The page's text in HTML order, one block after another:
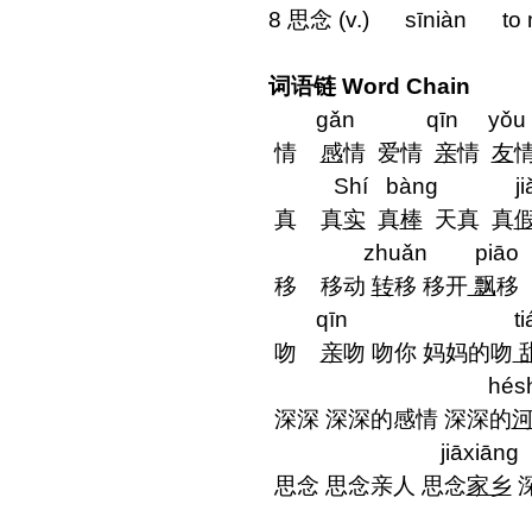
8 思念 (v.) sīniàn to
词语链 Word Chain
gǎn qīn yǒu
情 感情 爱情 亲情 友
Shí bàng
真 真实 真棒 天真 真
zhuǎn piāo
移 移动 转移 移开飘移
qīn
吻 亲吻 吻你 妈妈的吻
héshuǐ
深深 深深的感情 深深的
jiāxiāng
思念 思念亲人 思念家乡